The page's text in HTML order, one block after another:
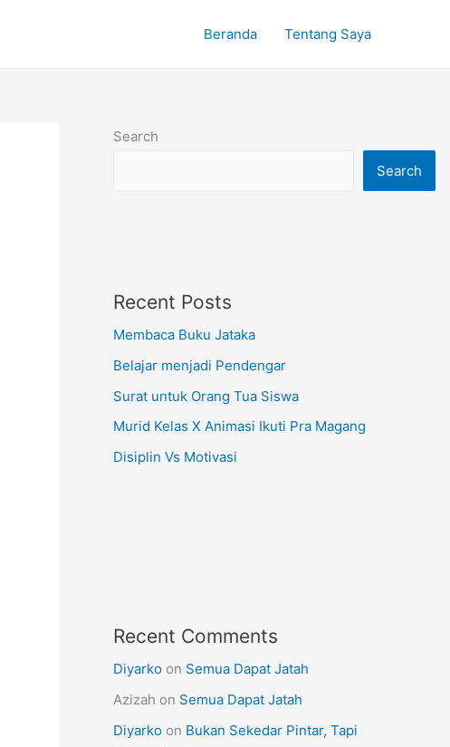
Beranda Tentang Saya
Search
Search
Recent Posts
Membaca Buku Jataka
Belajar menjadi Pendengar
Surat untuk Orang Tua Siswa
Murid Kelas X Animasi Ikuti Pra Magang
Disiplin Vs Motivasi
Recent Comments
Diyarko on Semua Dapat Jatah
Azizah on Semua Dapat Jatah
Diyarko on Bukan Sekedar Pintar, Tapi